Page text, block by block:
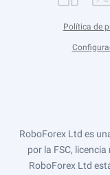
Política de
RoboForex Ltd es
por la FSC,
RoboForex Ltd